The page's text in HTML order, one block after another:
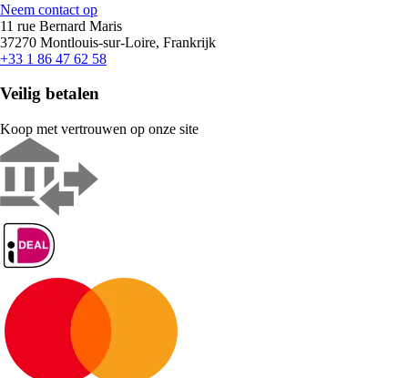
Neem contact op
11 rue Bernard Maris
37270 Montlouis-sur-Loire, Frankrijk
+33 1 86 47 62 58
Veilig betalen
Koop met vertrouwen op onze site